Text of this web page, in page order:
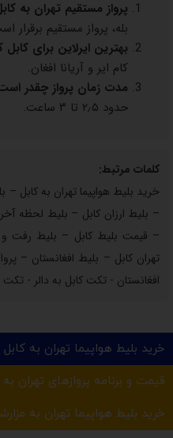
پرواز مستقیم تهران به
بله، پرواز مستقیم برقرار
بهترین ایرلاین برای
کام ایر و آریانا افغان.
مدت زمان پرواز چقدر
حدود ۲٫۵ تا ۳ ساعت.
کلمات مرتبط:
خرید بلیط هواپیما تهران به کابل –
– بلیط ارزان کابل – بلیط لحظه
– قیمت بلیط کابل – بلیط رفت
تهران کابل – بلیط افغانستان –
افغانستان - تکت کابل به دالر - تکت
خرید بلیط هواپیما تهران به
قیمت و برنامه پروازهای تهران به
خرید بلیط هواپیما تهران به